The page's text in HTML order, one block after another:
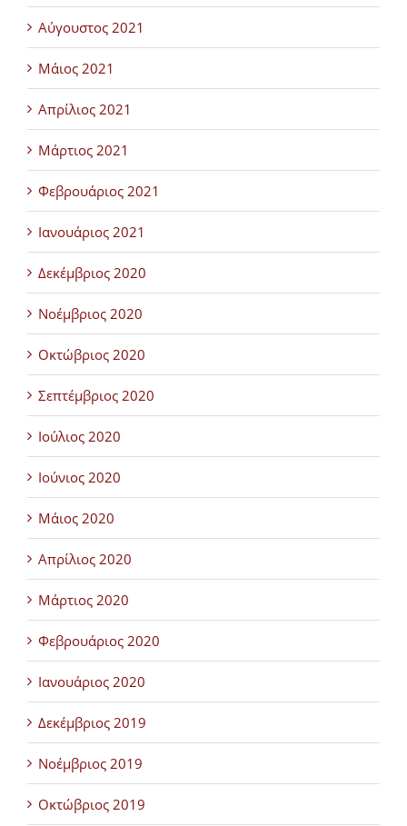
Αύγουστος 2021
Μάιος 2021
Απρίλιος 2021
Μάρτιος 2021
Φεβρουάριος 2021
Ιανουάριος 2021
Δεκέμβριος 2020
Νοέμβριος 2020
Οκτώβριος 2020
Σεπτέμβριος 2020
Ιούλιος 2020
Ιούνιος 2020
Μάιος 2020
Απρίλιος 2020
Μάρτιος 2020
Φεβρουάριος 2020
Ιανουάριος 2020
Δεκέμβριος 2019
Νοέμβριος 2019
Οκτώβριος 2019